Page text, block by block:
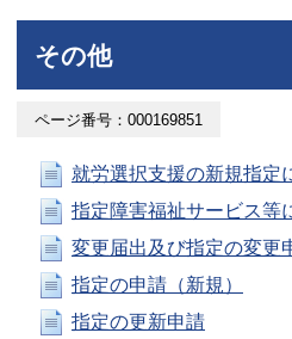
その他
ページ番号：000169851
就労選択支援の新規指定
指定障害福祉サービス等
変更届出及び指定の変更
指定の申請（新規）
指定の更新申請